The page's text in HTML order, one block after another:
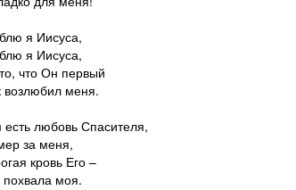
я Иисуса,
я Иисуса,
что Он первый
возлюбил меня.
любовь Спасителя,
за меня,
кровь Его –
моя.